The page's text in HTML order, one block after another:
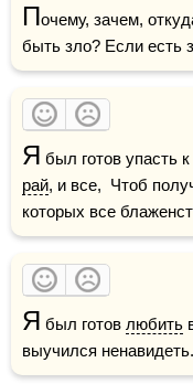
Почему, зачем,
быть зло? Если есть
Я был готов упасть
рай, и все,  Чтоб
которых все
Я был готов любить
выучился ненавидеть.